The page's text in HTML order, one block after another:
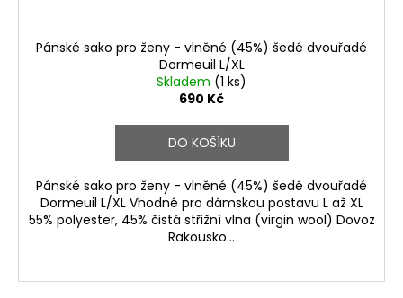
Pánské sako pro ženy - vlněné (45%) šedé dvouřadé
Dormeuil L/XL
Skladem (1 ks)
690 Kč
DO KOŠÍKU
Pánské sako pro ženy - vlněné (45%) šedé dvouřadé
Dormeuil L/XL Vhodné pro dámskou postavu L až XL
55% polyester, 45% čistá střižní vlna (virgin wool) Dovoz
Rakousko...